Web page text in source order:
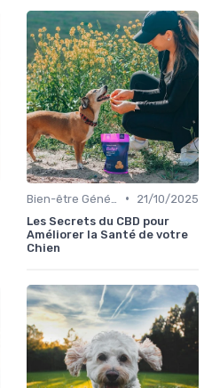
•
21/10/2025
Les Secrets du CBD pour
Améliorer la Santé de votre
Chien